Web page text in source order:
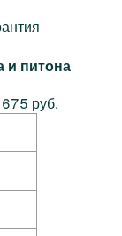
и питона
руб.